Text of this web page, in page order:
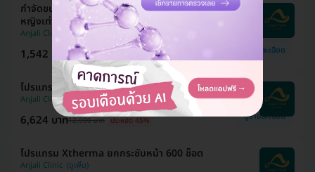
กำจัดขน Bikini ด้วย Diode Laser 1 ครั้ง สำหรับผู้
หญิงเท่านั้น
Anjali Clinic
1,542 บาท2,500 บาท ดูรายละเอียด
โปรแกรมฟิลเลอร์ 1 ซีซี (หน้า)
Anjali Clinic
6,624 บาท12,000 บาท ประหยัด 45% ดูรายละเอียด
โปรแกรม Xtherma ยกกระชับหน้า 600 ช็อต
Anjali Clinic